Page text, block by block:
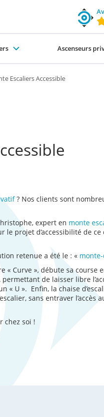
Ascenseurs
Escaliers Accessible
? Nos clients sont
expert en monte
projet d’accessibilité de ce
retenue a été le : «
« Curve », débute sa course
de laisser libre
« U ». Enfin, la chaise
sans entraver l’accès
chez soi !